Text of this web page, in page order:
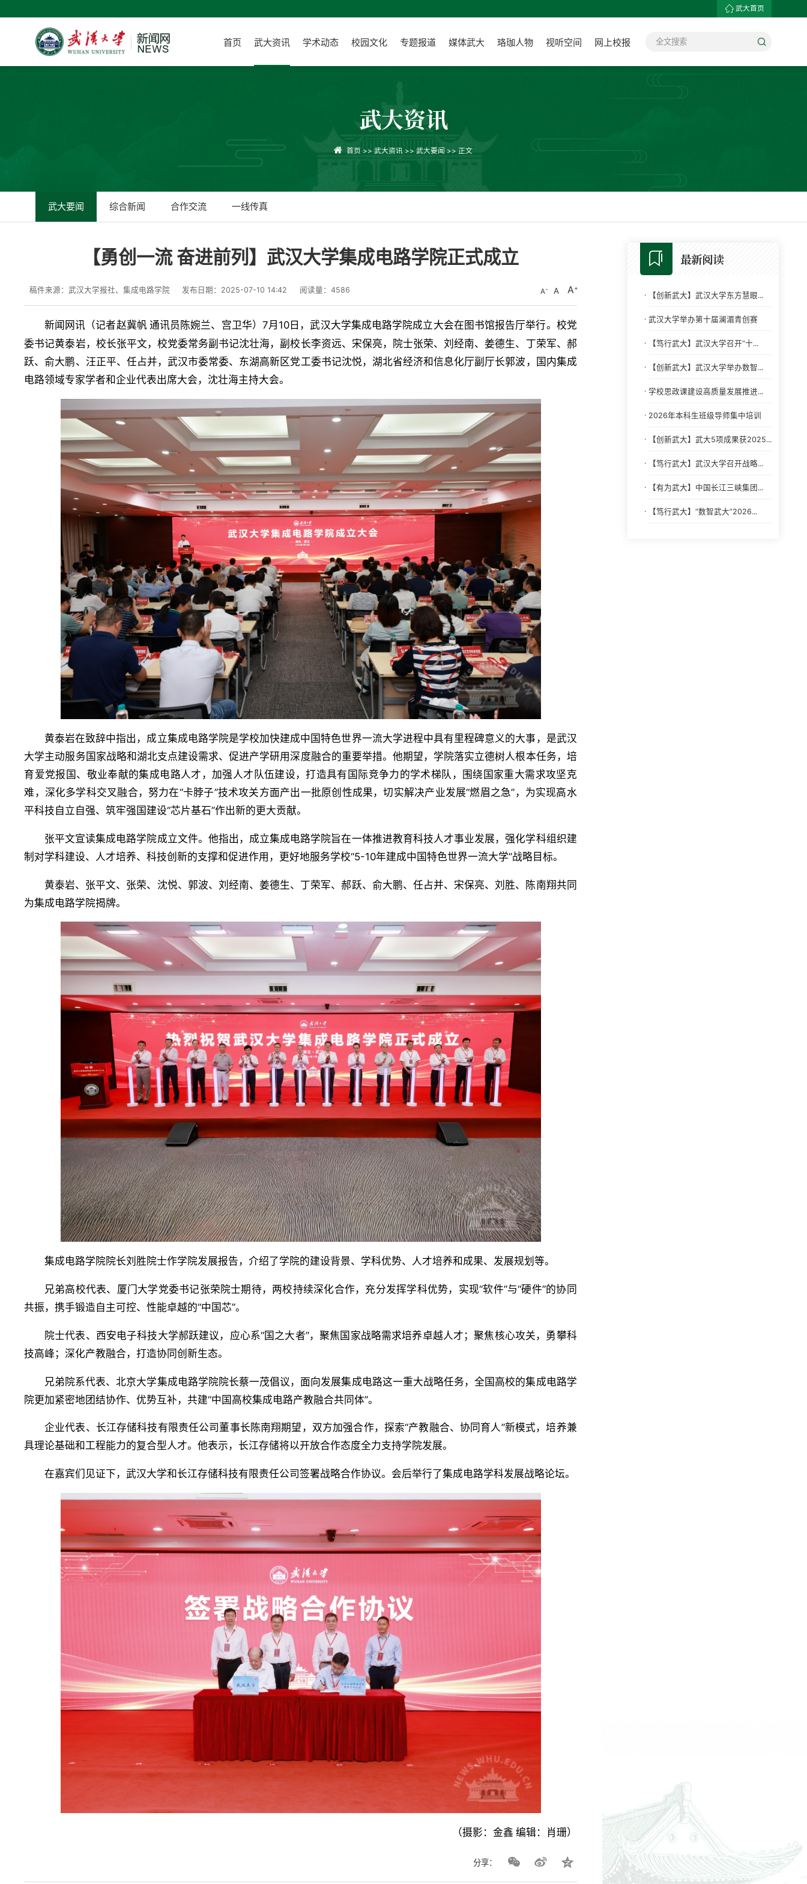
武大首页
首页 武大资讯 学术动态 校园文化 专题报道 媒体武大 珞珈人物 视听空间 网上校报
武大资讯
首页 >>武大资讯 >>武大要闻 >> 正文
武大要闻 综合新闻 合作交流 一线传真
【勇创一流 奋进前列】武汉大学集成电路学院正式成立
稿件来源：武汉大学报社、集成电路学院 发布日期：2025-07-10 14:42 阅读量：4586 A A A
新闻网讯（记者赵冀帆 通讯员陈婉兰、宫卫华）7月10日，武汉大学集成电路学院成立大会在图书馆报告厅举行。校党
委书记黄泰岩，校长张平文，校党委常务副书记沈壮海，副校长李资远、宋保亮，院士张荣、刘经南、姜德生、丁荣军、郝
跃、俞大鹏、汪正平、任占并，武汉市委常委、东湖高新区党工委书记沈悦，湖北省经济和信息化厅副厅长郭波，国内集成
电路领域专家学者和企业代表出席大会，沈壮海主持大会。
黄泰岩在致辞中指出，成立集成电路学院是学校加快建成中国特色世界一流大学进程中具有里程碑意义的大事，是武汉
大学主动服务国家战略和湖北支点建设需求、促进产学研用深度融合的重要举措。他期望，学院落实立德树人根本任务，培
育爱党报国、敬业奉献的集成电路人才，加强人才队伍建设，打造具有国际竞争力的学术梯队，围绕国家重大需求攻坚克
难，深化多学科交叉融合，努力在“卡脖子”技术攻关方面产出一批原创性成果，切实解决产业发展“燃眉之急”，为实现高水
平科技自立自强、筑牢强国建设“芯片基石”作出新的更大贡献。
张平文宣读集成电路学院成立文件。他指出，成立集成电路学院旨在一体推进教育科技人才事业发展，强化学科组织建
制对学科建设、人才培养、科技创新的支撑和促进作用，更好地服务学校“5-10年建成中国特色世界一流大学”战略目标。
黄泰岩、张平文、张荣、沈悦、郭波、 刘经南、姜德生、丁荣军、郝跃、俞大鹏、任占并、宋保亮、刘胜、陈南翔共同
为集成电路学院揭牌。
集成电路学院院长刘胜院士作学院发展报告，介绍了学院的建设背景、学科优势、人才培养和成果、发展规划等。
兄弟高校代表、厦门大学党委书记张荣院士期待，两校持续深化合作，充分发挥学科优势，实现“软件”与“硬件”的协同
共振，携手锻造自主可控、性能卓越的“中国芯”。
院士代表、西安电子科技大学郝跃建议，应心系“国之大者”，聚焦国家战略需求培养卓越人才；聚焦核心攻关，勇攀科
技高峰；深化产教融合，打造协同创新生态。
兄弟院系代表、北京大学集成电路学院院长蔡一茂倡议，面向发展集成电路这一重大战略任务，全国高校的集成电路学
院更加紧密地团结协作、优势互补，共建“中国高校集成电路产教融合共同体”。
企业代表、长江存储科技有限责任公司董事长陈南翔期望，双方加强合作，探索“产教融合、协同育人”新模式，培养兼
具理论基础和工程能力的复合型人才。他表示，长江存储将以开放合作态度全力支持学院发展。
在嘉宾们见证下，武汉大学和长江存储科技有限责任公司签署战略合作协议。会后举行了集成电路学科发展战略论坛。
（摄影：金鑫 编辑：肖珊）
分享：
最新阅读
· 【创新武大】武汉大学东方慧眼...
· 武汉大学举办第十届澜湄青创赛
· 【笃行武大】武汉大学召开“十...
· 【创新武大】武汉大学举办数智...
· 学校思政课建设高质量发展推进...
· 2026年本科生班级导师集中培训
· 【创新武大】武大5项成果获2025...
· 【笃行武大】武汉大学召开战略...
· 【有为武大】中国长江三峡集团...
· 【笃行武大】“数智武大”2026...